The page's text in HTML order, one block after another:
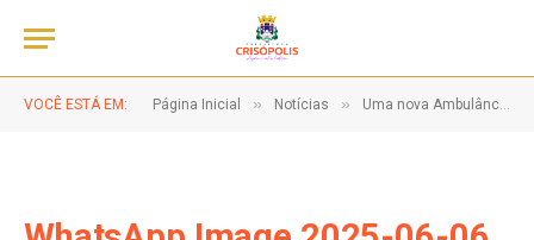
VOCÊ ESTÁ EM: Página Inicial » Notícias » Uma nova Ambulância do SAMU entregue pelo Governo Federal!